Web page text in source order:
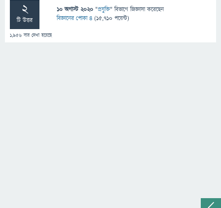
2
টি উত্তর
1,956 বার দেখা হয়েছে
10 অগাস্ট 2020 "প্রযুক্তি" বিভাগে জিজ্ঞাসাকরেছেন
বিজ্ঞানের পোকা ৪ (15,710 পয়েন্ট)